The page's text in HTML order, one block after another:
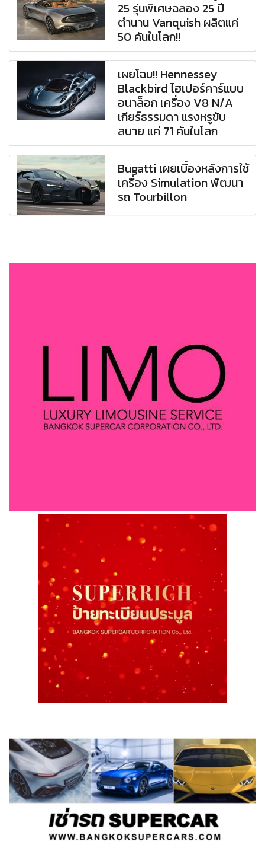
25 รุ่นพิเศษฉลอง 25 ปี
ตำนาน Vanquish ผลิตแค่
50 คันในโลก!!
เผยโฉม!! Hennessey
Blackbird ไฮเปอร์คาร์แบบ
อนาล็อก เครื่อง V8 N/A
เกียร์ธรรมดา แรงหรูขับ
สบาย แค่ 71 คันในโลก
Bugatti เผยเบื้องหลังการใช้
เครื่อง Simulation พัฒนา
รถ Tourbillon